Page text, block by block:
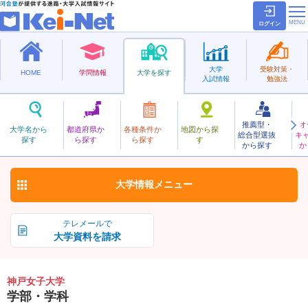
ログイン
HOME 学問情報 大学を探す
大学名から
探す
都道府県か
ら探す
各種条件か
ら探す
地図から探
す
推薦型・
総合型選抜
から探す
キ
か
大学
入試情報
受験対策・
勉強法
私立
こうべじょし
神戸女子大学 お気に入り
テレメールで
大学資料を請求
大学情報 メニュー
神戸女子大学
学部・学科